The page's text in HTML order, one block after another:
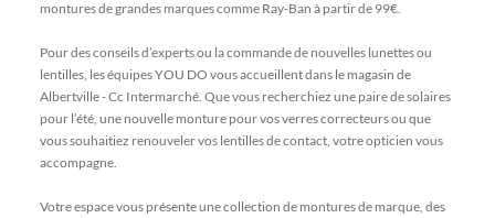
montures de grandes marques comme Ray-Ban à partir de 99€.
Pour des conseils d’experts ou la commande de nouvelles lunettes ou
lentilles, les équipes YOU DO vous accueillent dans le magasin de
Albertville - Cc Intermarché. Que vous recherchiez une paire de solaires
pour l’été, une nouvelle monture pour vos verres correcteurs ou que
vous souhaitiez renouveler vos lentilles de contact, votre opticien vous
accompagne.
Votre espace vous présente une collection de montures de marque, des